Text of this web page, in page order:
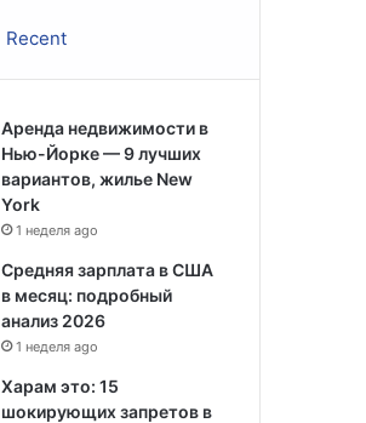
Recent
Аренда недвижимости в
Нью-Йорке — 9 лучших
вариантов, жилье New
York
1 неделя ago
Средняя зарплата в США
в месяц: подробный
анализ 2026
1 неделя ago
Харам это: 15
шокирующих запретов в